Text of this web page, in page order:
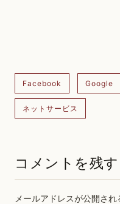
Facebook Google
ネットサービス
コメントを残す
メールアドレスが公開され